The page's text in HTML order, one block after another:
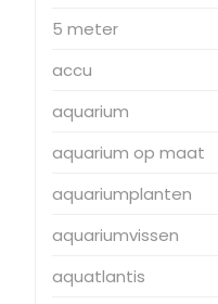
5 meter
accu
aquarium
aquarium op maat
aquariumplanten
aquariumvissen
aquatlantis